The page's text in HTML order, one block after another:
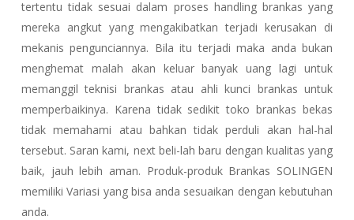
tertentu tidak sesuai dalam proses handling brankas yang
mereka angkut yang mengakibatkan terjadi kerusakan di
mekanis pengunciannya. Bila itu terjadi maka anda bukan
menghemat malah akan keluar banyak uang lagi untuk
memanggil teknisi brankas atau ahli kunci brankas untuk
memperbaikinya. Karena tidak sedikit toko brankas bekas
tidak memahami atau bahkan tidak perduli akan hal-hal
tersebut. Saran kami, next beli-lah baru dengan kualitas yang
baik, jauh lebih aman. Produk-produk Brankas SOLINGEN
memiliki Variasi yang bisa anda sesuaikan dengan kebutuhan
anda.